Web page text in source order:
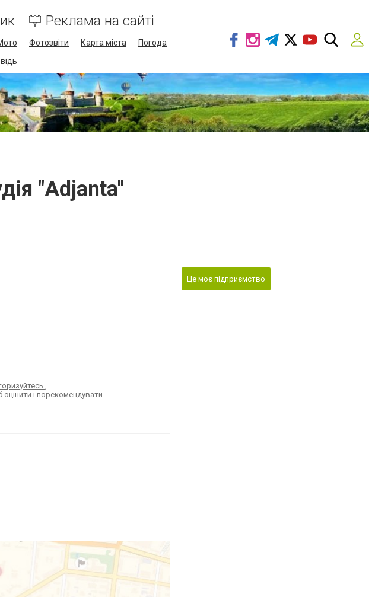
Реклама на сайті
Фотозвіти Карта міста
Погода
"Adjanta"
,
оцінити і порекомендувати
Це моє підприємство